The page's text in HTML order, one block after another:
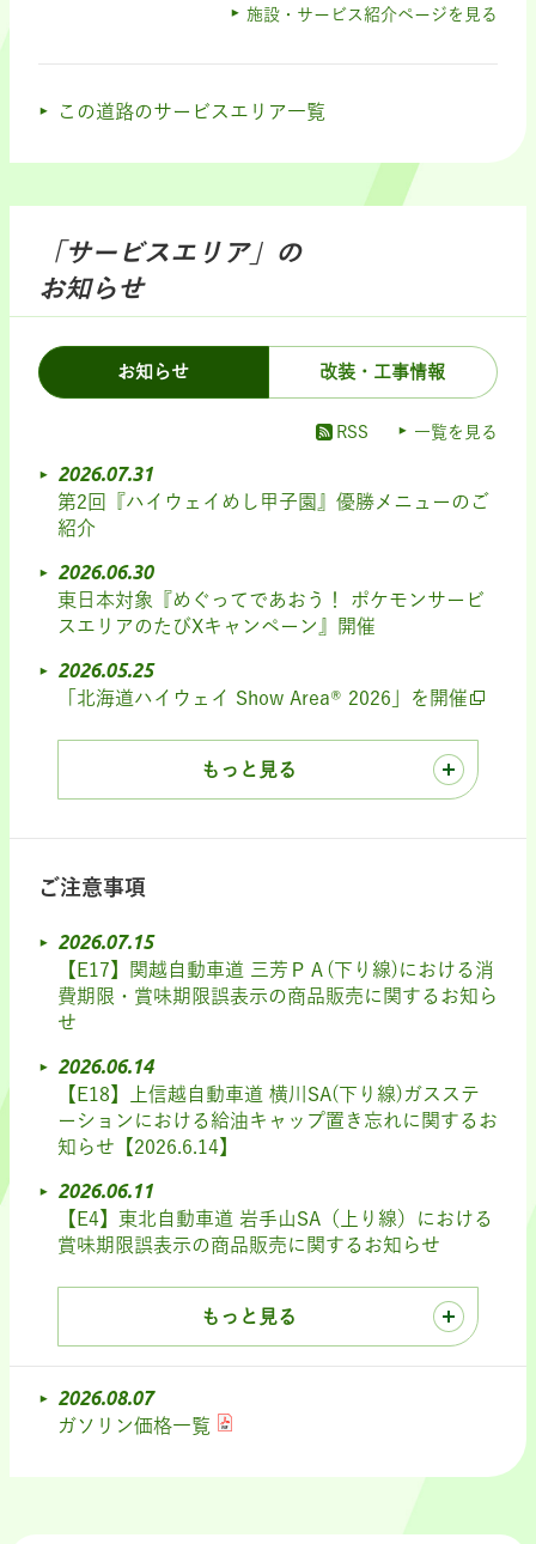
施設・サービス紹介ページを見る
この道路のサービスエリア一覧
「サービスエリア」の
お知らせ
お知らせ 改装・工事情報
RSS 一覧を見る
2026.07.31
第2回『ハイウェイめし甲子園』優勝メニューのご
紹介
2026.06.30
東日本対象『めぐってであおう！ ポケモンサービ
スエリアのたびXキャンペーン』開催
2026.05.25
「北海道ハイウェイ Show Area® 2026」を開催
もっと見る
ご注意事項
2026.07.15
【E17】関越自動車道 三芳ＰＡ(下り線)における消
費期限・賞味期限誤表示の商品販売に関するお知ら
せ
2026.06.14
【E18】上信越自動車道 横川SA(下り線)ガスステ
ーションにおける給油キャップ置き忘れに関するお
知らせ【2026.6.14】
2026.06.11
【E4】東北自動車道 岩手山SA（上り線）における
賞味期限誤表示の商品販売に関するお知らせ
もっと見る
2026.08.07
ガソリン価格一覧